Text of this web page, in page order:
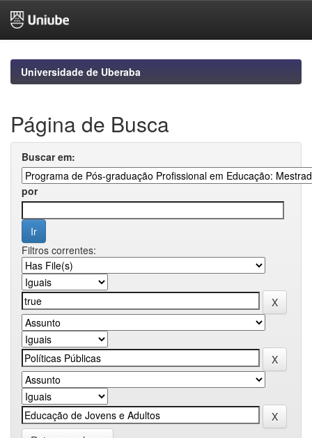
navigationUniversidade de Uberaba
Página de Busca
Buscar em:
por
Filtros correntes: